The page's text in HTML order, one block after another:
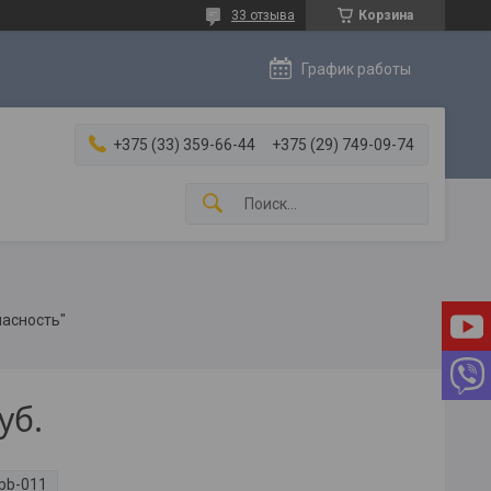
Корзина
33 отзыва
График работы
+375 (33) 359-66-44 +375 (29) 749-09-74
pb-011